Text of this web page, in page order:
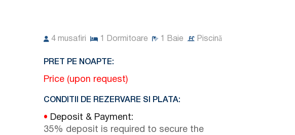
4 musafiri 1 Dormitoare 1 Baie Piscină
PRET PE NOAPTE:
Price (upon request)
CONDITII DE REZERVARE SI PLATA:
• Deposit & Payment:
35% deposit is required to secure the